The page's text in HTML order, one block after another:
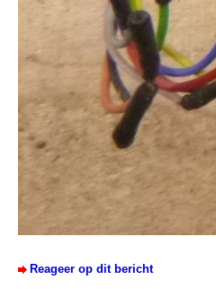
Reageer op dit bericht